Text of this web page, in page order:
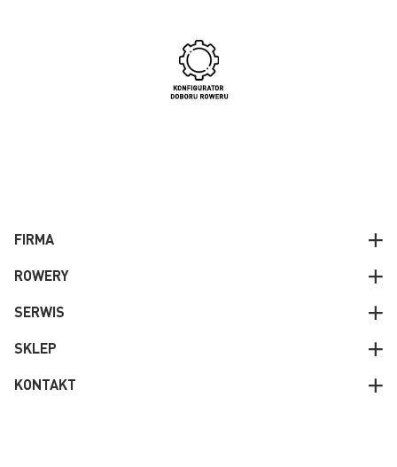
FIRMA
ROWERY
SERWIS
SKLEP
KONTAKT